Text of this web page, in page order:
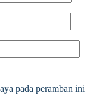
pada peramban ini